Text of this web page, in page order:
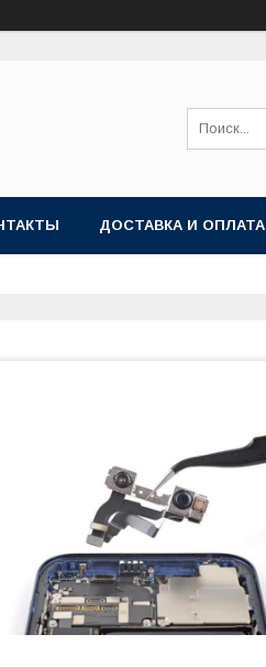
ДОСТАВКА И ОПЛАТА